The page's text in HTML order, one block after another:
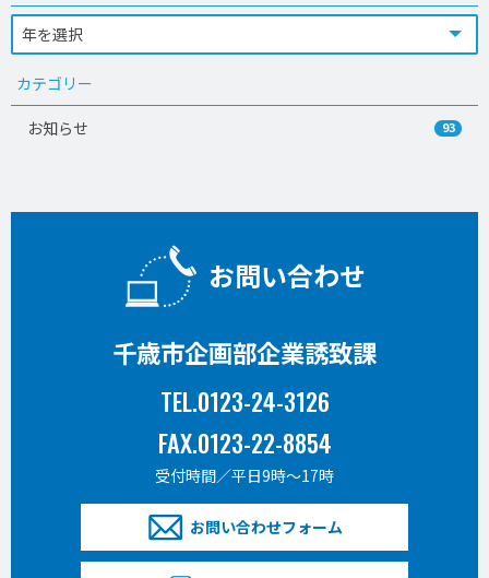
カテゴリー
お知らせ 93
お問い合わせ
千歳市企画部企業誘致課
TEL.0123-24-3126
FAX.0123-22-8854
受付時間／平日9時〜17時
お問い合わせフォーム